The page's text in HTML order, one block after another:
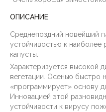
ОПИСАНИЕ
Среднепоздний новейший
устойчивостью к наиболее
капусты.
Характеризуется высокой
вегетации. Осенью быстро
«программирует» основу
Инновацией этой
устойчивости к вирусу